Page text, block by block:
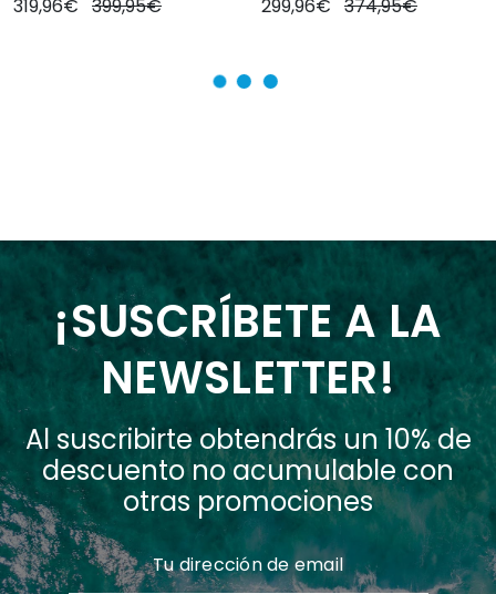
319,96€ 399,95€ 299,96€ 374,95€
¡SUSCRÍBETE A LA
NEWSLETTER!
Al suscribirte obtendrás un 10% de
descuento no acumulable con
otras promociones